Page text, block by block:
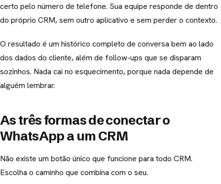
certo pelo número de telefone. Sua equipe responde de dentro
do próprio CRM, sem outro aplicativo e sem perder o contexto.
O resultado é um histórico completo de conversa bem ao lado
dos dados do cliente, além de follow-ups que se disparam
sozinhos. Nada cai no esquecimento, porque nada depende de
alguém lembrar.
As três formas de conectar o
WhatsApp a um CRM
Não existe um botão único que funcione para todo CRM.
Escolha o caminho que combina com o seu.